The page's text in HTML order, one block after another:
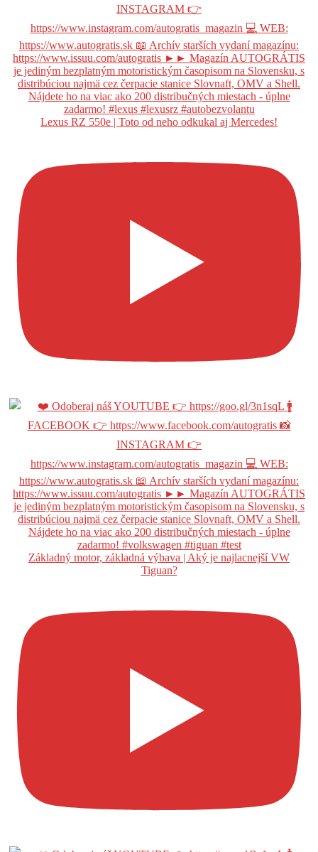
Lexus RZ 550e | Toto od neho odkukal aj Mercedes!
Základný motor, základná výbava | Aký je najlacnejší VW
Tiguan?